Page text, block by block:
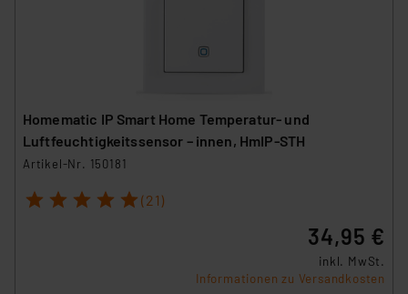
Europäischen Kommission sowie einer eigenen
Impressum|
Homematic IP Smart Home Temperatur- und
Luftfeuchtigkeitssensor – innen, HmIP-STH
Artikel-Nr. 150181
1 2 3 4 5 (21)
34,95 €
inkl. MwSt.
Informationen zu Versandkosten